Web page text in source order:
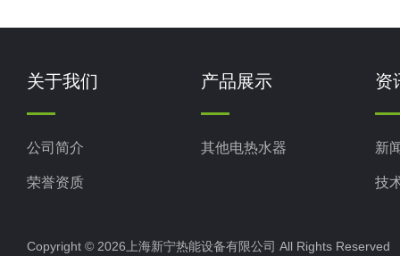
关于我们
公司简介
荣誉资质
产品展示
其他电热水器
资
新
技
Copyright © 2026上海新宁热能设备有限公司 All Rights